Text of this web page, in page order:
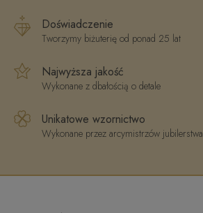
Doświadczenie
Tworzymy biżuterię od ponad 25 lat
Najwyższa jakość
Wykonane z dbałością o detale
Unikatowe wzornictwo
Wykonane przez arcymistrzów jubilerstwa